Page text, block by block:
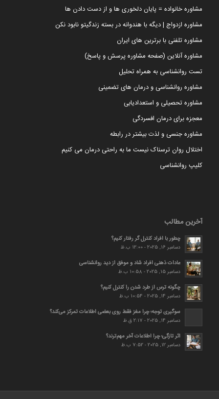
مشاوره خانواده = پایان دلخوری ها و از دست دادن ها
مشاوره ازدواج | دیگه با هندوانه در بسته زندگیتو نابود نکن
مشاوره تلفنی با برترین های ایران
مشاوره آنلاین (صفحه مشاوره پرسش و پاسخ)
تست روانشناسی به همراه تحلیل
مشاوره روانشناسی و درمان های تضمینی
مشاوره تحصیلی و استعدادیابی
معجزه برای درمان افسردگی
مشاوره جنسی و لذت بیشتر در رابطه
اختلال روان ترسناک نیست ما به راحتی درمان می کنیم
کلیپ روانشناسی
آخرین مطالب
چطور با افراد کنترل گر رفتار کنیم؟
دسامبر 16, 2025 - 12:00 ب.ظ
عادات ذهنی افراد شاد و موفق از دید روانشناسی
دسامبر 15, 2025 - 10:58 ب.ظ
چگونه ترس از طرد شدن را کنترل کنیم؟
دسامبر 14, 2025 - 10:54 ب.ظ
سوگیری توجه؛ چرا مغز فقط روی بعضی اطلاعات تمرکز می‌کند؟
دسامبر 14, 2025 - 2:17 ق.ظ
اثر تازگی؛ چرا اطلاعات آخر مهم‌ترند؟
دسامبر 12, 2025 - 7:52 ب.ظ